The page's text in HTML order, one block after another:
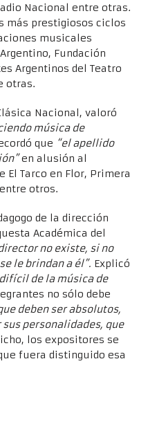
Nacional entre otras.
más prestigiosos ciclos
musicales
Fundación
Argentinos del Teatro
otras.
Nacional, valoró
música de
que “el apellido
en alusión al
Tarco en Flor, Primera
otros.
de la dirección
Académica del
no existe, si no
le brindan a él”. Explicó
de la música de
no sólo debe
deben ser absolutos,
personalidades, que
los expositores se
fuera distinguido esa